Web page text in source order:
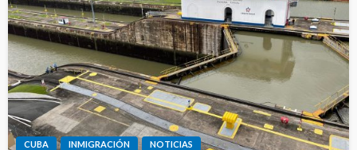
CUBA INMIGRACIÓN NOTICIAS